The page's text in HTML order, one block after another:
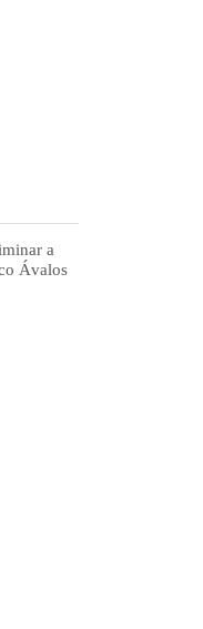
a
Ávalos